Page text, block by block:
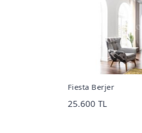
Fiesta Berjer
25.600 TL